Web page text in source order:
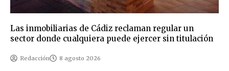
Las inmobiliarias de Cádiz reclaman regular un
sector donde cualquiera puede ejercer sin titulación
Redacción 8 agosto 2026